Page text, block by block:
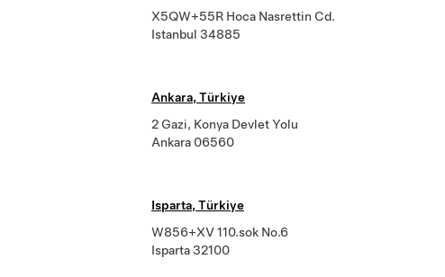
X5QW+55R Hoca Nasrettin Cd.
Istanbul 34885
Ankara, Türkiye
2 Gazi, Konya Devlet Yolu
Ankara 06560
Isparta, Türkiye
W856+XV 110.sok No.6
Isparta 32100